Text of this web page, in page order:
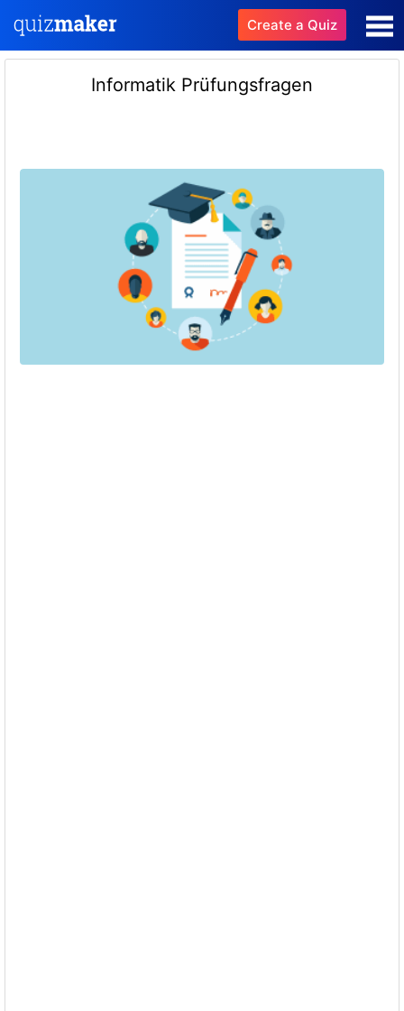
Create a Quiz
Informatik Prüfungsfragen